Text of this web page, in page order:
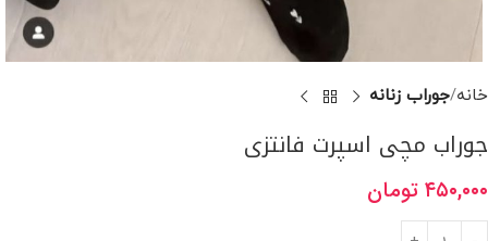
خانه جوراب زنانه
جوراب مچی اسپرت فانتزی
۴۵۰,۰۰۰ تومان